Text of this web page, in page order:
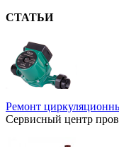
СТАТЬИ
Ремонт
Сервисный центр